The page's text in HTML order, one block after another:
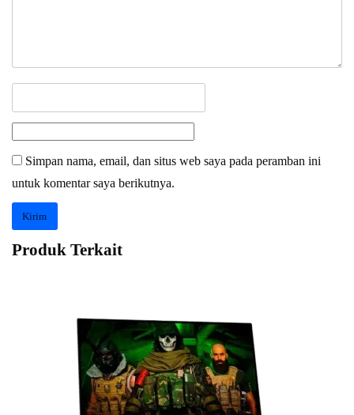
Simpan nama, email, dan situs web saya pada peramban ini
untuk komentar saya berikutnya.
Produk Terkait